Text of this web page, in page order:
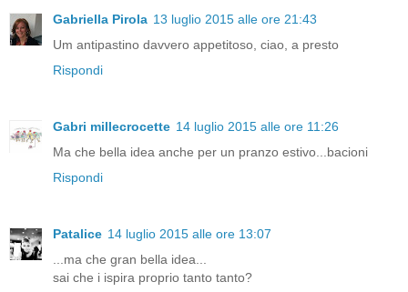
Gabriella Pirola 13 luglio 2015 alle ore 21:43
Um antipastino davvero appetitoso, ciao, a presto
Rispondi
Gabri millecrocette 14 luglio 2015 alle ore 11:26
Ma che bella idea anche per un pranzo estivo...bacioni
Rispondi
Patalice 14 luglio 2015 alle ore 13:07
...ma che gran bella idea...
sai che i ispira proprio tanto tanto?